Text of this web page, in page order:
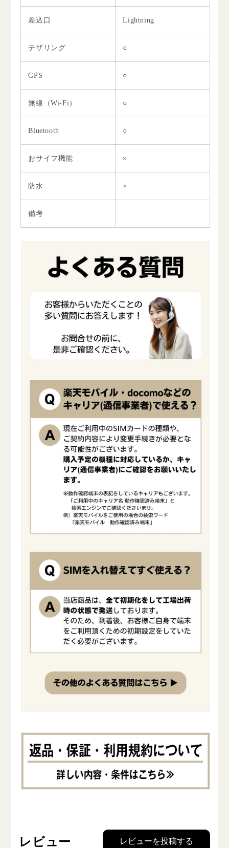
差込口 Lightning
テザリング ○
GPS ○
無線（Wi-Fi） ○
Bluetooth ○
おサイフ機能 ×
防水 ×
備考
レビュー レビューを投稿する